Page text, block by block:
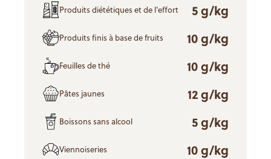
Produits diététiques et de l'effort 5 g/kg
Produits finis à base de fruits 10 g/kg
Feuilles de thé 10 g/kg
Pâtes jaunes 12 g/kg
Boissons sans alcool 5 g/kg
Viennoiseries 10 g/kg